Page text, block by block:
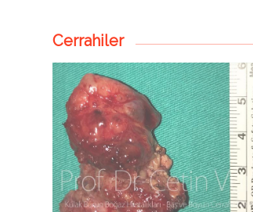
Cerrahiler